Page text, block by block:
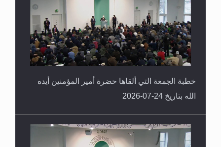
خطبة الجمعة التي ألقاها حضرة أمير المؤمنين أيده
الله بتاريخ 24-07-2026